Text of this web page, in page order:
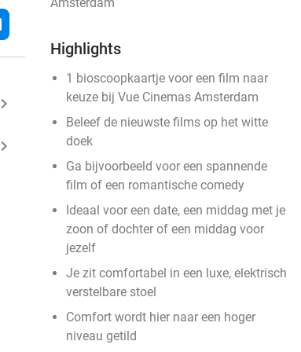
keyboard_arrow_right
keyboard_arrow_right
Highlights
1 bioscoopkaartje voor een film naar
keuze bij Vue Cinemas Amsterdam
Beleef de nieuwste films op het witte
doek
Ga bijvoorbeeld voor een spannende
film of een romantische comedy
Ideaal voor een date, een middag met je
zoon of dochter of een middag voor
jezelf
Je zit comfortabel in een luxe, elektrisch
verstelbare stoel
Comfort wordt hier naar een hoger
niveau getild